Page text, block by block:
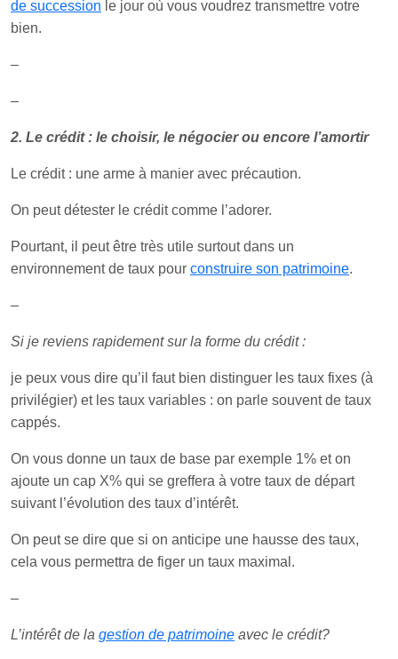
de succession le jour où vous voudrez transmettre votre
bien.
–
–
2. Le crédit : le choisir, le négocier ou encore l’amortir
Le crédit : une arme à manier avec précaution.
On peut détester le crédit comme l’adorer.
Pourtant, il peut être très utile surtout dans un
environnement de taux pour construire son patrimoine.
–
Si je reviens rapidement sur la forme du crédit :
je peux vous dire qu’il faut bien distinguer les taux fixes (à
privilégier) et les taux variables : on parle souvent de taux
cappés.
On vous donne un taux de base par exemple 1% et on
ajoute un cap X% qui se greffera à votre taux de départ
suivant l’évolution des taux d’intérêt.
On peut se dire que si on anticipe une hausse des taux,
cela vous permettra de figer un taux maximal.
–
L’intérêt de la gestion de patrimoine avec le crédit?